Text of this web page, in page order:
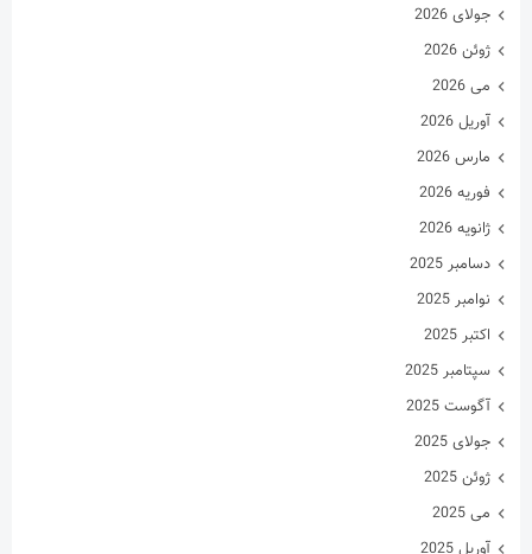
جولای 2026
ژوئن 2026
می 2026
آوریل 2026
مارس 2026
فوریه 2026
ژانویه 2026
دسامبر 2025
نوامبر 2025
اکتبر 2025
سپتامبر 2025
آگوست 2025
جولای 2025
ژوئن 2025
می 2025